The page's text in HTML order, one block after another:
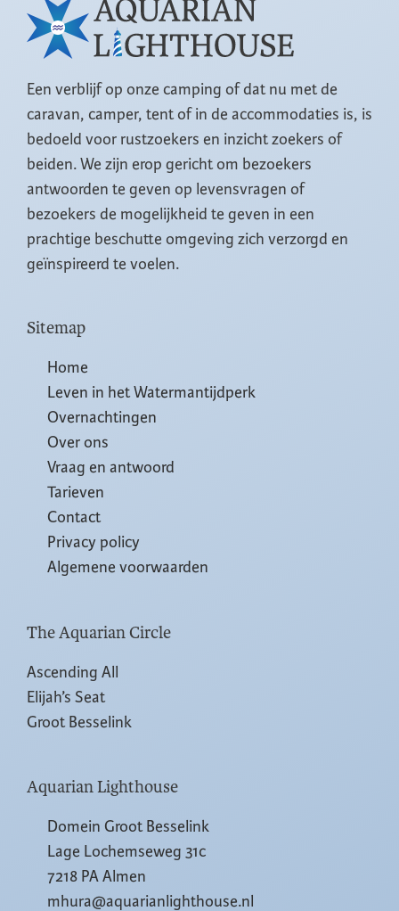
Een verblijf op onze camping of dat nu met de
caravan, camper, tent of in de accommodaties is, is
bedoeld voor rustzoekers en inzicht zoekers of
beiden. We zijn erop gericht om bezoekers
antwoorden te geven op levensvragen of
bezoekers de mogelijkheid te geven in een
prachtige beschutte omgeving zich verzorgd en
geïnspireerd te voelen.
Sitemap
Home
Leven in het Watermantijdperk
Overnachtingen
Over ons
Vraag en antwoord
Tarieven
Contact
Privacy policy
Algemene voorwaarden
The Aquarian Circle
Ascending All
Elijah’s Seat
Groot Besselink
Aquarian Lighthouse
Domein Groot Besselink
Lage Lochemseweg 31c
7218 PA Almen
mhura@aquarianlighthouse.nl